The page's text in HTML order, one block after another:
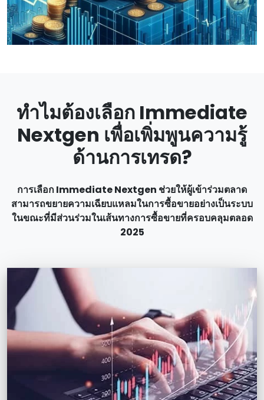
ทําไมต้องเลือก Immediate
Nextgen เพื่อเพิ่มพูนความรู้
ด้านการเทรด?
การเลือก Immediate Nextgen ช่วยให้ผู้เข้าร่วมตลาด
สามารถขยายความเฉียบแหลมในการซื้อขายอย่างเป็นระบบ
ในขณะที่มีส่วนร่วมในเส้นทางการซื้อขายที่ครอบคลุมตลอด
2025